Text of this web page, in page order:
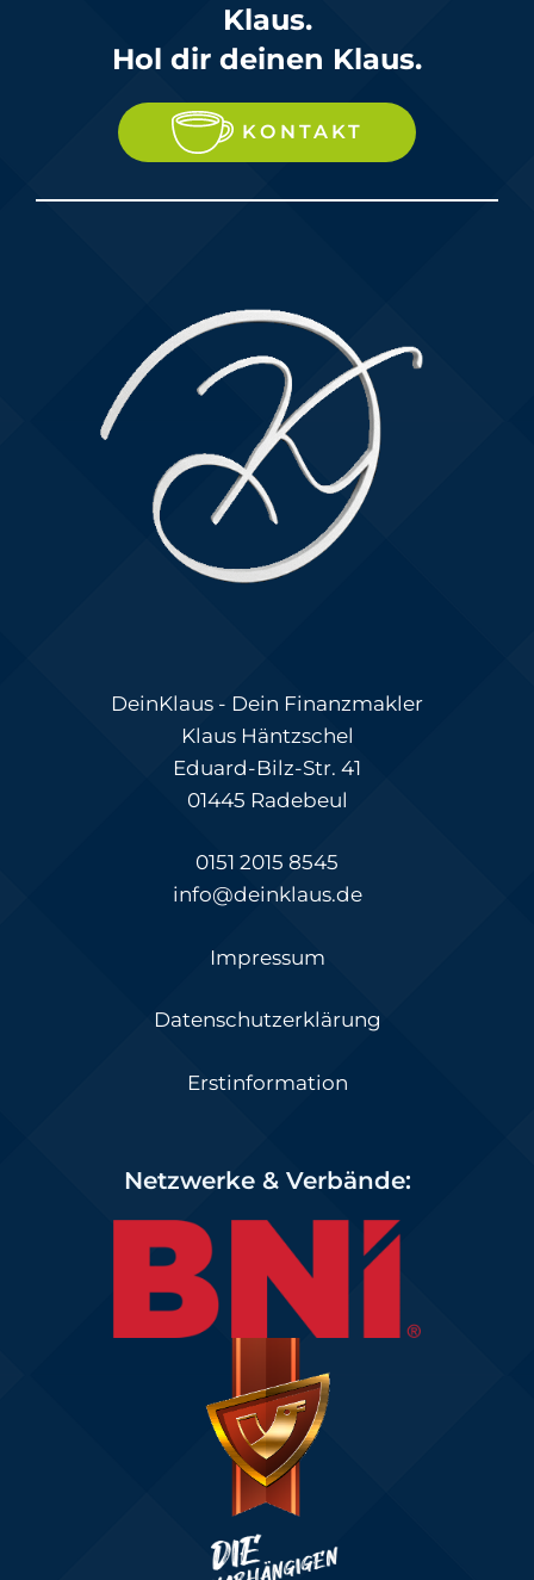
Klaus.
Hol dir deinen Klaus.
KONTAKT
DeinKlaus - Dein Finanzmakler
Klaus Häntzschel
Eduard-Bilz-Str. 41
01445 Radebeul
0151 2015 8545
info@deinklaus.de
Impressum
Datenschutzerklärung
Erstinformation
Netzwerke & Verbände: